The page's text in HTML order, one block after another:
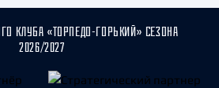
КЛУБА «ТОРПЕДО-ГОРЬКИЙ» СЕЗОНА
2026/2027